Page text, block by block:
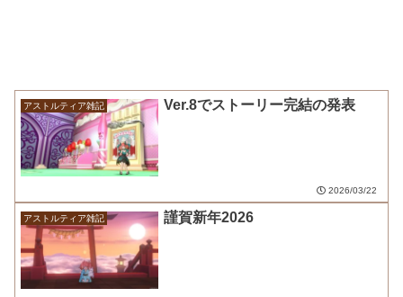
アストルティア雑記 Ver.8でストーリー完結の発表
2026/03/22
アストルティア雑記 謹賀新年2026